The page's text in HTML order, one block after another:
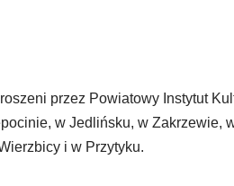
przez Powiatowy Instytut
w Jedlińsku, w Zakrzewie,
i w Przytyku.